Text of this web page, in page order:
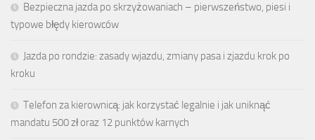
Bezpieczna jazda po skrzyżowaniach – pierwszeństwo, piesi i
typowe błędy kierowców
Jazda po rondzie: zasady wjazdu, zmiany pasa i zjazdu krok po
kroku
Telefon za kierownicą: jak korzystać legalnie i jak uniknąć
mandatu 500 zł oraz 12 punktów karnych